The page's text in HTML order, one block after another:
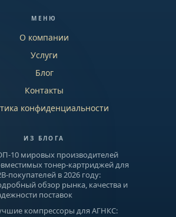
МЕНЮ
О компании
Услуги
Блог
Контакты
конфиденциальности
ИЗ БЛОГА
10 мировых производителей
тонер-картриджей для
покупателей в 2026 году:
обзор рынка, качества и
поставок
компрессоры для АГНКС: